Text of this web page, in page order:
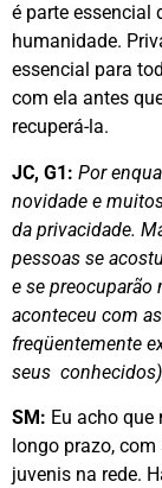
é parte essencial
humanidade.
essencial para
com ela antes
recuperá-la.
JC, G1: Por
novidade e
da privacidade.
pessoas se
e se
aconteceu com
freqüentemente
seus
SM: Eu acho que
longo prazo,
juvenis na rede.